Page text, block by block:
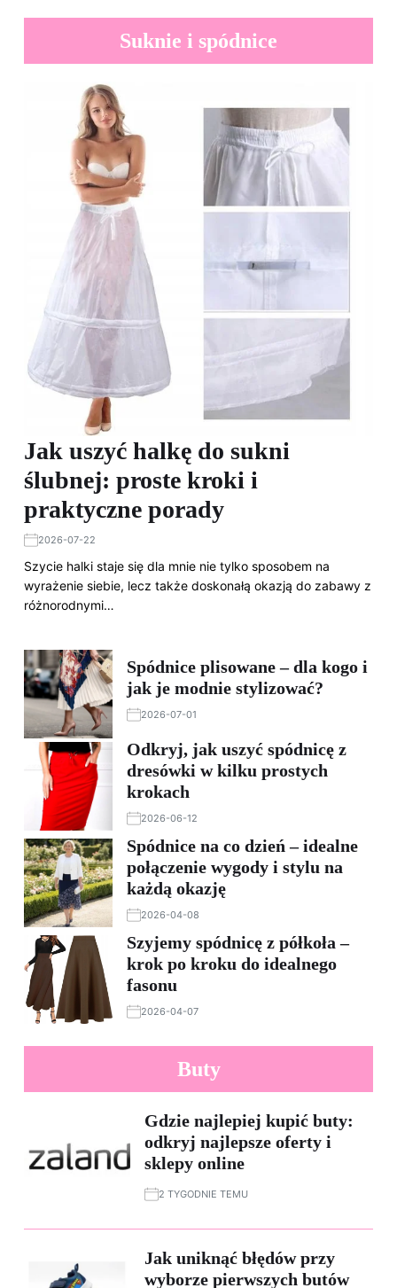
Suknie i spódnice
Jak uszyć halkę do sukni
ślubnej: proste kroki i
praktyczne porady
2026-07-22
Szycie halki staje się dla mnie nie tylko sposobem na
wyrażenie siebie, lecz także doskonałą okazją do zabawy z
różnorodnymi…
Spódnice plisowane – dla kogo i
jak je modnie stylizować?
2026-07-01
Odkryj, jak uszyć spódnicę z
dresówki w kilku prostych
krokach
2026-06-12
Spódnice na co dzień – idealne
połączenie wygody i stylu na
każdą okazję
2026-04-08
Szyjemy spódnicę z półkoła –
krok po kroku do idealnego
fasonu
2026-04-07
Buty
Gdzie najlepiej kupić buty:
odkryj najlepsze oferty i
sklepy online
2 TYGODNIE TEMU
Jak uniknąć błędów przy
wyborze pierwszych butów